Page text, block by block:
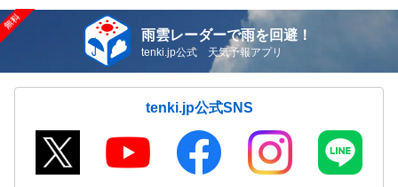
雨雲レーダーで雨を回避！
tenki.jp公式 天気予報アプリ
tenki.jp公式SNS